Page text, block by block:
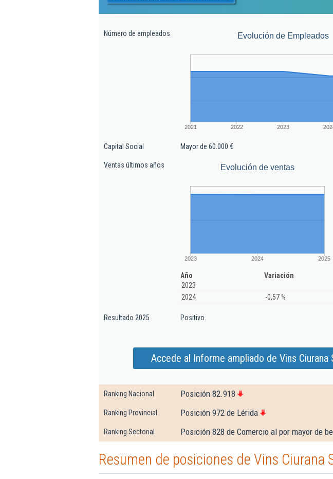
Número de empleados Evolución de Empleados
2021 2022 2023
Capital Social Mayor de 60.000 €
Ventas últimos años Evolución de ventas
2023 2024 2025
Año
Variación
2023
2024
-0,57 %
Resultado 2025 Positivo
Accede al Informe ampliado de Vins Ciurana
Ranking Nacional Posición 82.918
Ranking Provincial Posición 972 de Lérida
Ranking Sectorial Posición 828 de Comercio al por mayor de
Resumen de posiciones de Vins Ciurana